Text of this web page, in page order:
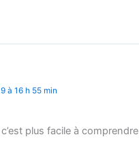
à 16 h 55 min
plus facile à comprendre